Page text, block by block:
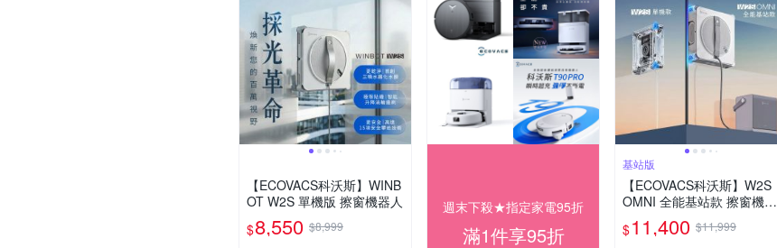
【ECOVACS科沃斯】WINB
OT W2S 單機版 擦窗機器人
$8,550 $8,999
週末下殺★指定家電95折
滿1件享95折
基站版
【ECOVACS科沃斯】W2S
OMNI 全能基站款 擦窗機器
$11,400 $11,999